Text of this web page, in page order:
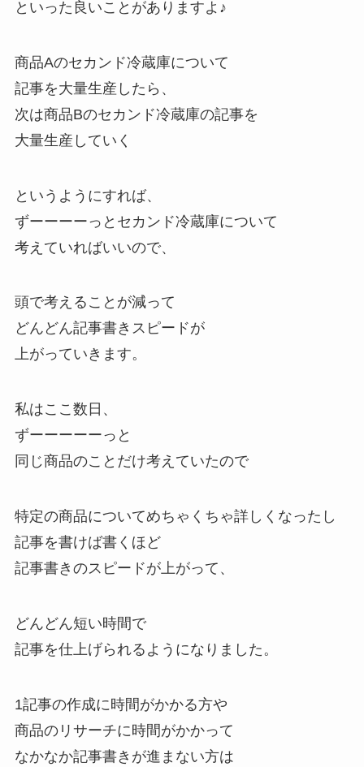
といった良いことがありますよ♪
商品Aのセカンド冷蔵庫について
記事を大量生産したら、
次は商品Bのセカンド冷蔵庫の記事を
大量生産していく
というようにすれば、
ずーーーーっとセカンド冷蔵庫について
考えていればいいので、
頭で考えることが減って
どんどん記事書きスピードが
上がっていきます。
私はここ数日、
ずーーーーーっと
同じ商品のことだけ考えていたので
特定の商品についてめちゃくちゃ詳しくなったし
記事を書けば書くほど
記事書きのスピードが上がって、
どんどん短い時間で
記事を仕上げられるようになりました。
1記事の作成に時間がかかる方や
商品のリサーチに時間がかかって
なかなか記事書きが進まない方は